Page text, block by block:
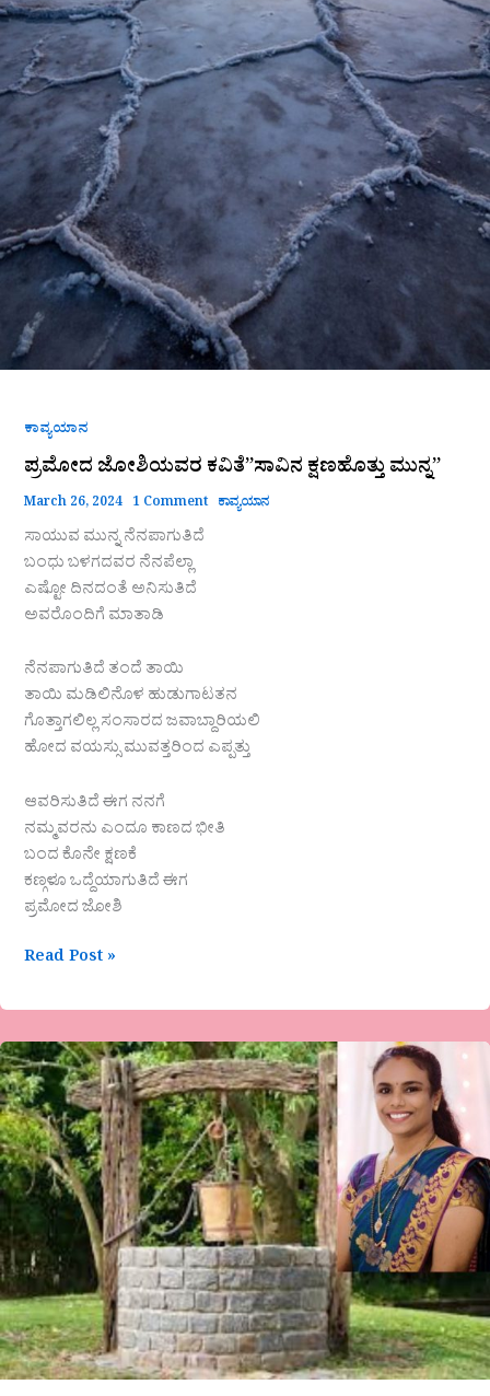
ಕಾವ್ಯಯಾನ
ಪ್ರಮೋದ ಜೋಶಿಯವರ ಕವಿತೆ”ಸಾವಿನ ಕ್ಷಣಹೊತ್ತು ಮುನ್ನ”
March 26, 2024 1 Comment ಕಾವ್ಯಯಾನ
ಸಾಯುವ ಮುನ್ನ ನೆನಪಾಗುತಿದೆ
ಬಂಧು ಬಳಗದವರ ನೆನಪೆಲ್ಲಾ
ಎಷ್ಟೋ ದಿನದಂತೆ ಅನಿಸುತಿದೆ
ಅವರೊಂದಿಗೆ ಮಾತಾಡಿ
ನೆನಪಾಗುತಿದೆ ತಂದೆ ತಾಯಿ
ತಾಯಿ ಮಡಿಲಿನೊಳ ಹುಡುಗಾಟತನ
ಗೊತ್ತಾಗಲಿಲ್ಲ ಸಂಸಾರದ ಜವಾಬ್ದಾರಿಯಲಿ
ಹೋದ ವಯಸ್ಸು ಮುವತ್ತರಿಂದ ಎಪ್ಪತ್ತು
ಆವರಿಸುತಿದೆ ಈಗ ನನಗೆ
ನಮ್ಮವರನು ಎಂದೂ ಕಾಣದ ಭೀತಿ
ಬಂದ ಕೊನೇ ಕ್ಷಣಕೆ
ಕಣ್ಗಳೂ ಒದ್ದೆಯಾಗುತಿದೆ ಈಗ
ಪ್ರಮೋದ ಜೋಶಿ
Read Post »
“ನೆನಪಿನಂಗಳ”ಶಾಲಿನಿ
ಕೆಮ್ಮಣ್ಣು
ಅವರ
ಸಣ್ಣಕಥೆ